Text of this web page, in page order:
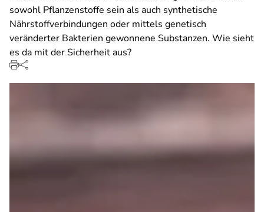
sowohl Pflanzenstoffe sein als auch synthetische
Nährstoffverbindungen oder mittels genetisch
veränderter Bakterien gewonnene Substanzen. Wie sieht
es da mit der Sicherheit aus?